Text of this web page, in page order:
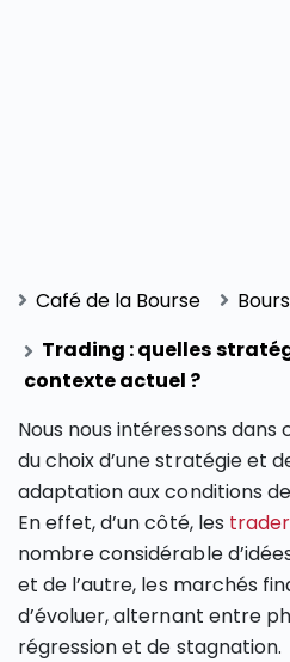
Café de la Bourse
Trading : quelles
contexte actuel ?
Nous nous intéressons
du choix d’une stratégie et
adaptation aux conditions
En effet, d’un côté, les
nombre considérable
et de l’autre, les marchés
d’évoluer, alternant entre
régression et de stagnation.